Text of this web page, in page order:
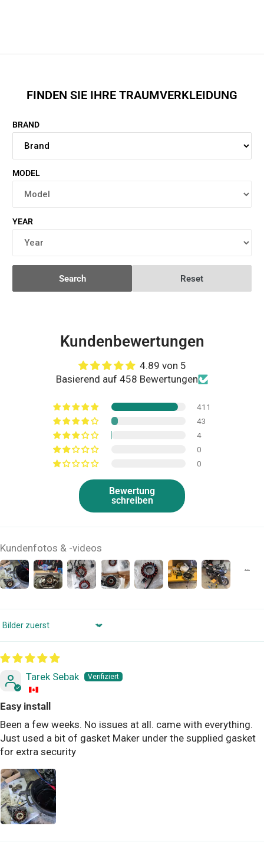
FINDEN SIE IHRE TRAUMVERKLEIDUNG
BRAND
MODEL
YEAR
Search Reset
Kundenbewertungen
4.89 von 5
Basierend auf 458 Bewertungen
411
43
4
0
0
Bewertung
schreiben
Kundenfotos & -videos
Sort by
Tarek Sebak
Easy install
Been a few weeks. No issues at all. came with everything.
Just used a bit of gasket Maker under the supplied gasket
for extra security